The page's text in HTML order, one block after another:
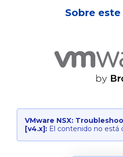
Sobre este
VMware NSX:
[v4.x]: El contenido no está